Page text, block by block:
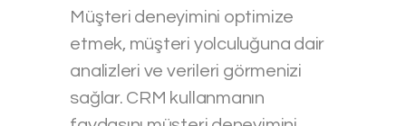
Müşteri deneyimini optimize
etmek, müşteri yolculuğuna dair
analizleri ve verileri görmenizi
sağlar. CRM kullanmanın